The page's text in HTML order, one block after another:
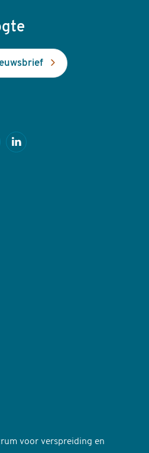
Linkedin
voor verspreiding en